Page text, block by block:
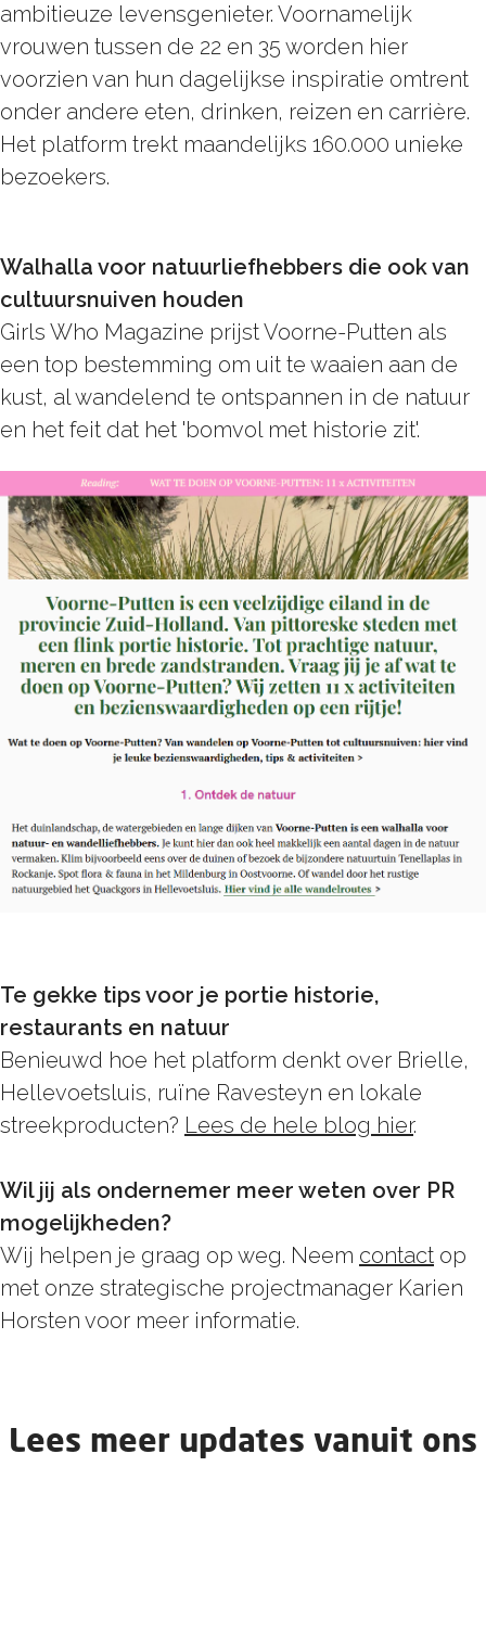
ambitieuze levensgenieter. Voornamelijk
vrouwen tussen de 22 en 35 worden hier
voorzien van hun dagelijkse inspiratie omtrent
onder andere eten, drinken, reizen en carrière.
Het platform trekt maandelijks 160.000 unieke
bezoekers.
Walhalla voor natuurliefhebbers die ook van
cultuursnuiven houden
Girls Who Magazine prijst Voorne-Putten als
een top bestemming om uit te waaien aan de
kust, al wandelend te ontspannen in de natuur
en het feit dat het 'bomvol met historie zit'.
Te gekke tips voor je portie historie,
restaurants en natuur
Benieuwd hoe het platform denkt over Brielle,
Hellevoetsluis, ruïne Ravesteyn en lokale
streekproducten? Lees de hele blog hier.
Wil jij als ondernemer meer weten over PR
mogelijkheden?
Wij helpen je graag op weg. Neem contact op
met onze strategische projectmanager Karien
Horsten voor meer informatie.
Lees meer updates vanuit ons